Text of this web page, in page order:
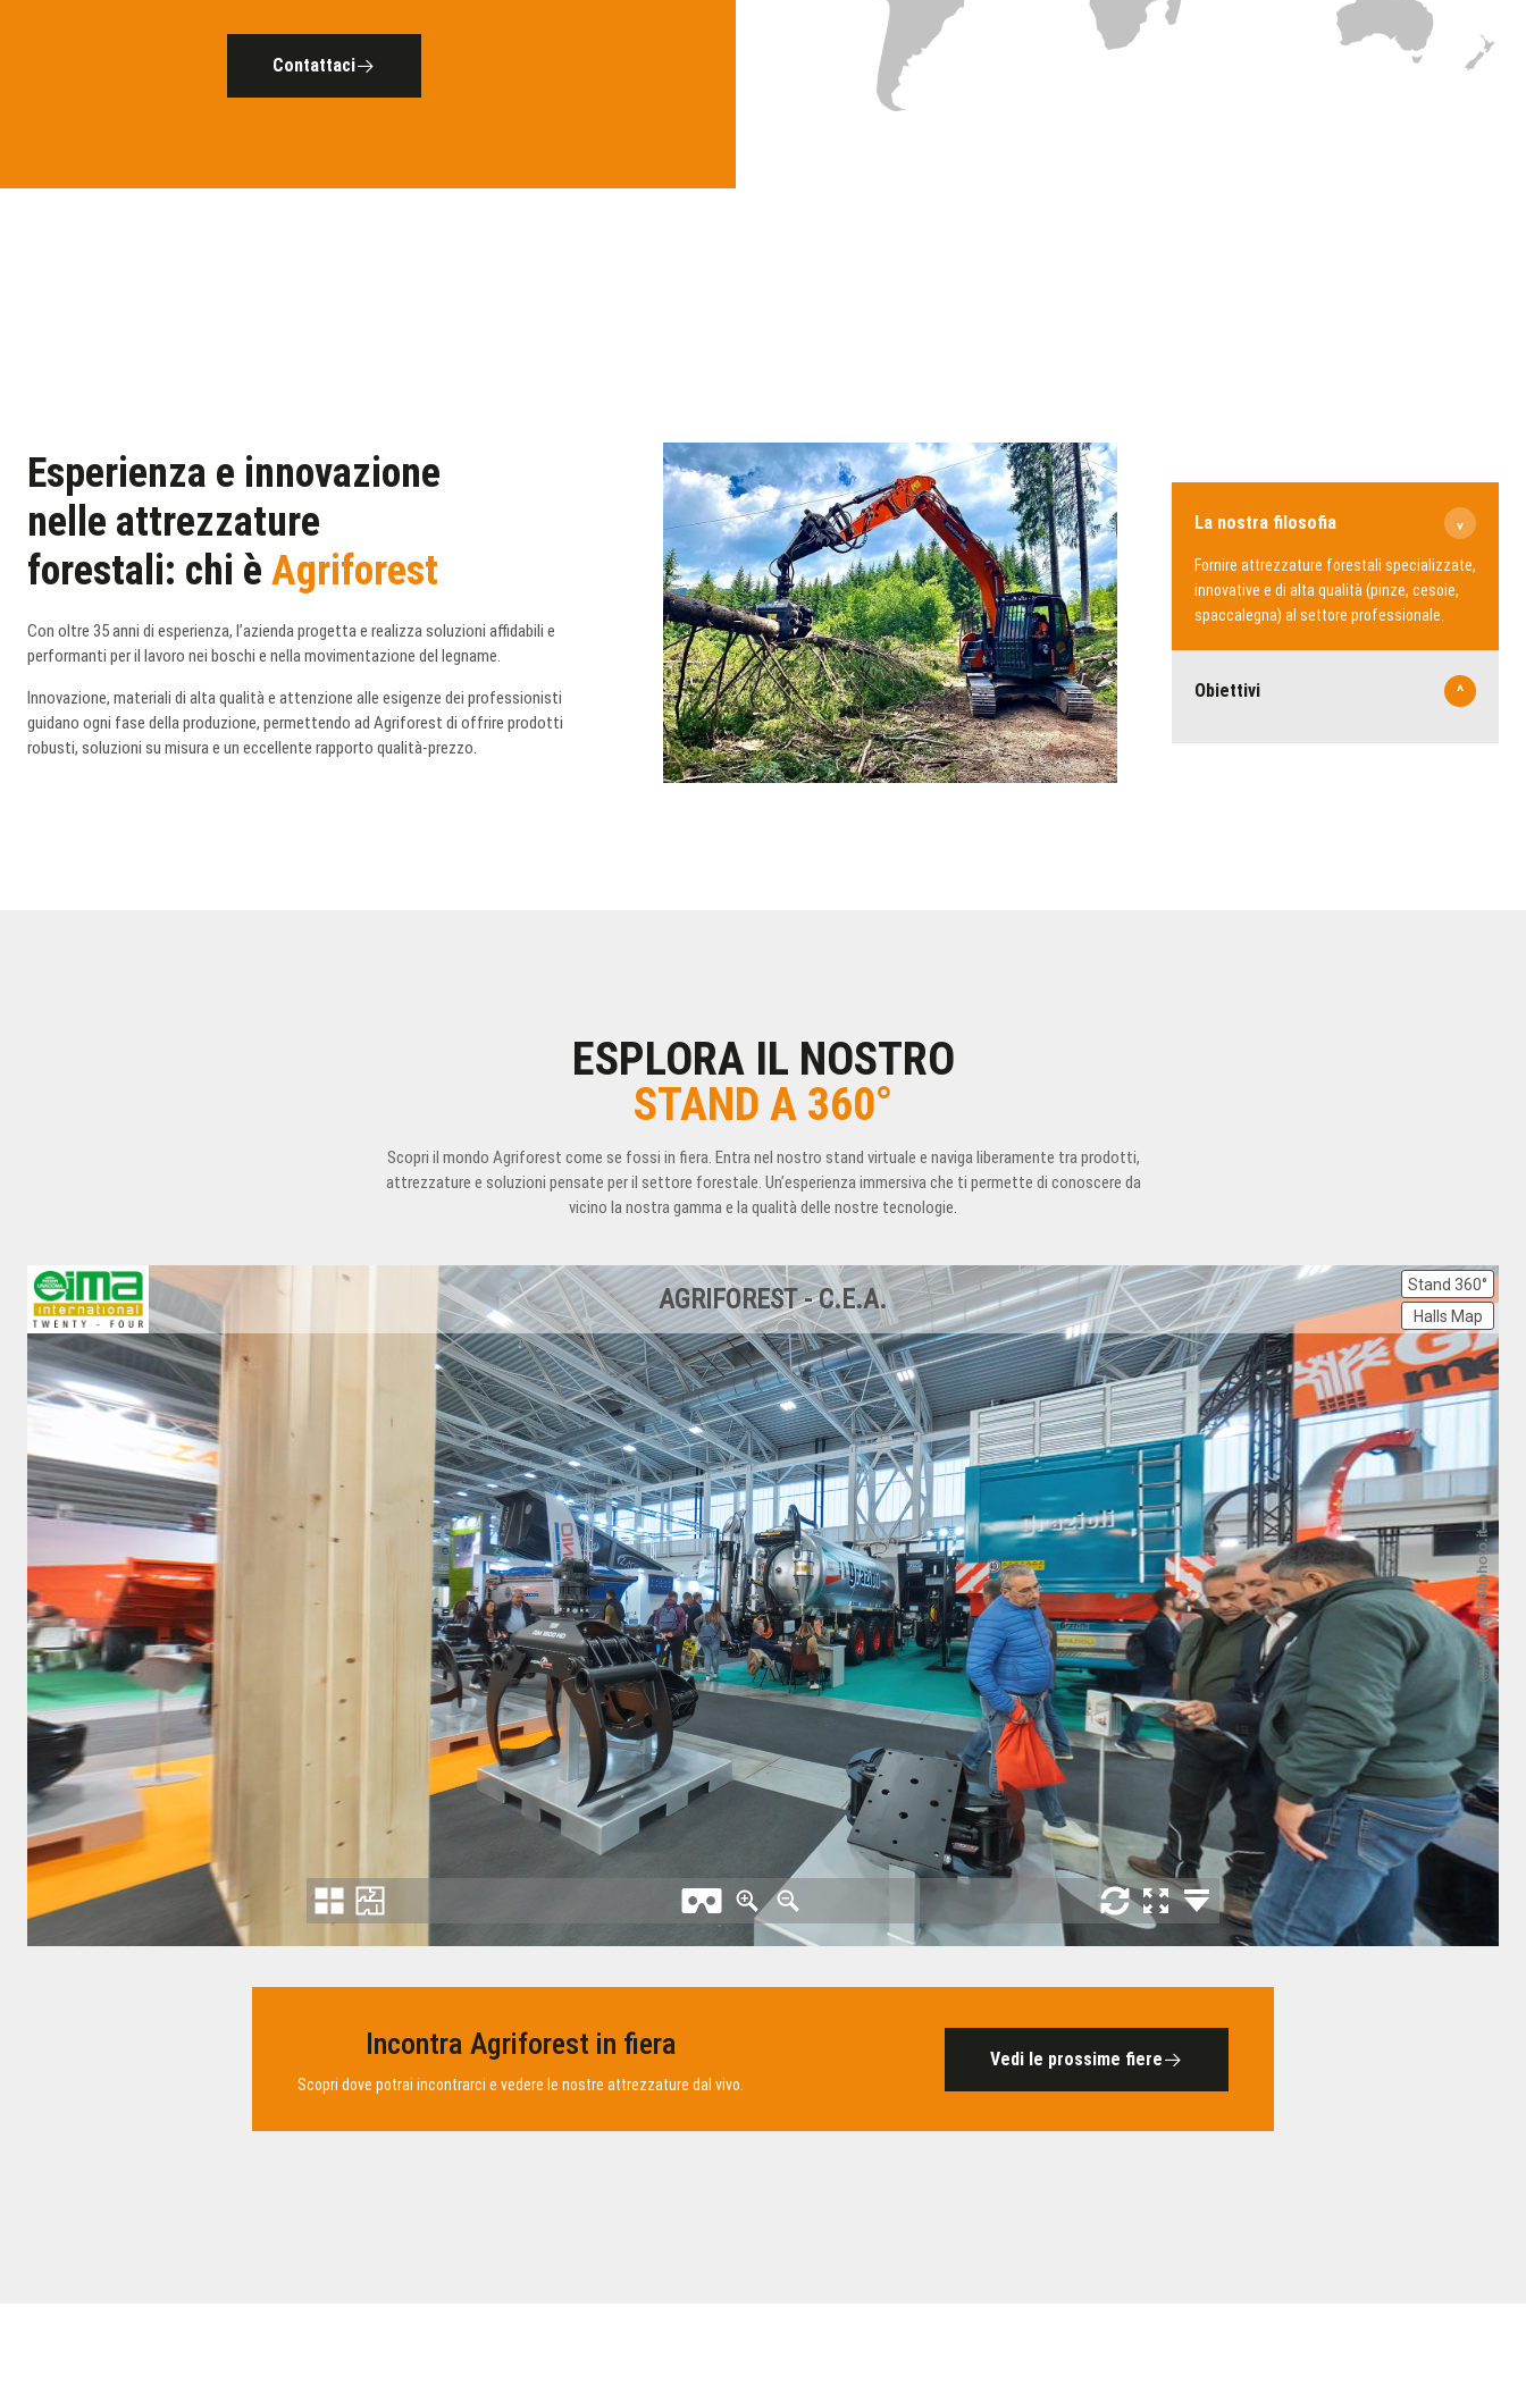
Contattaci
Esperienza e innovazione
nelle attrezzature
forestali: chi è Agriforest
Con oltre 35 anni di esperienza, l’azienda progetta e realizza soluzioni affidabili e
performanti per il lavoro nei boschi e nella movimentazione del legname.
Innovazione, materiali di alta qualità e attenzione alle esigenze dei professionisti
guidano ogni fase della produzione, permettendo ad Agriforest di offrire prodotti
robusti, soluzioni su misura e un eccellente rapporto qualità-prezzo.
La nostra filosofia ^
Fornire attrezzature forestali specializzate,
innovative e di alta qualità (pinze, cesoie,
spaccalegna) al settore professionale.
Obiettivi ^
ESPLORA IL NOSTRO
STAND A 360°
Scopri il mondo Agriforest come se fossi in fiera. Entra nel nostro stand virtuale e naviga liberamente tra prodotti,
attrezzature e soluzioni pensate per il settore forestale. Un’esperienza immersiva che ti permette di conoscere da
vicino la nostra gamma e la qualità delle nostre tecnologie.
Incontra Agriforest in fiera
Scopri dove potrai incontrarci e vedere le nostre attrezzature dal vivo.
Vedi le prossime fiere